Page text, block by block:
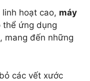
hoạt cao, máy
thể ứng dụng
mang đến những
các vết xước